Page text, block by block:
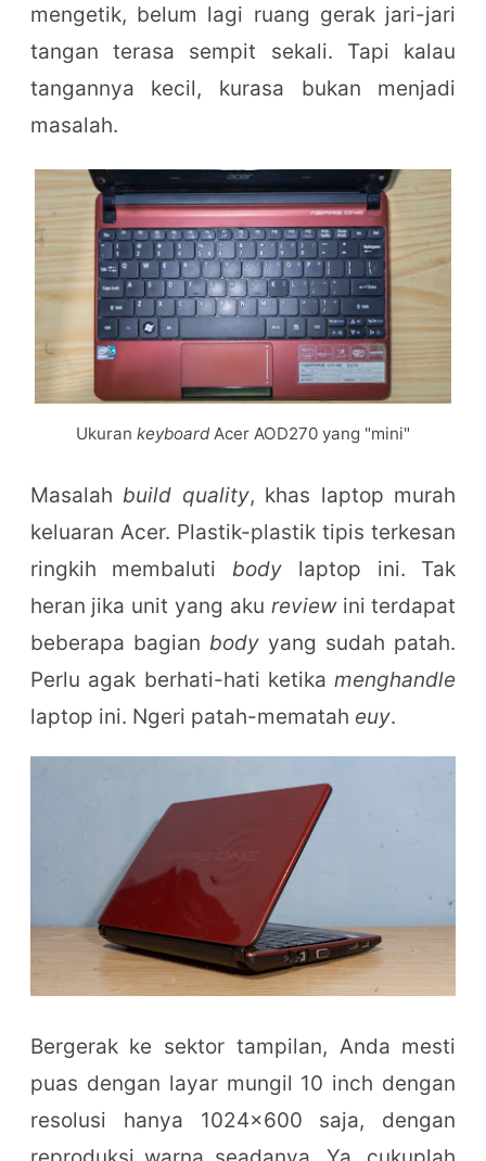
mengetik, belum lagi ruang gerak jari-jari
tangan terasa sempit sekali. Tapi kalau
tangannya kecil, kurasa bukan menjadi
masalah.
Ukuran keyboardAcer AOD270 yang "mini"
Masalah build quality, khas laptop murah
keluaran Acer. Plastik-plastik tipis terkesan
ringkih membaluti body laptop ini. Tak
heran jika unit yang aku review ini terdapat
beberapa bagian body yang sudah patah.
Perlu agak berhati-hati ketikamenghandle
laptop ini. Ngeri patah-mematah euy.
Bergerak ke sektor tampilan, Anda mesti
puas dengan layar mungil 10 inch dengan
resolusi hanya 1024x600 saja, dengan